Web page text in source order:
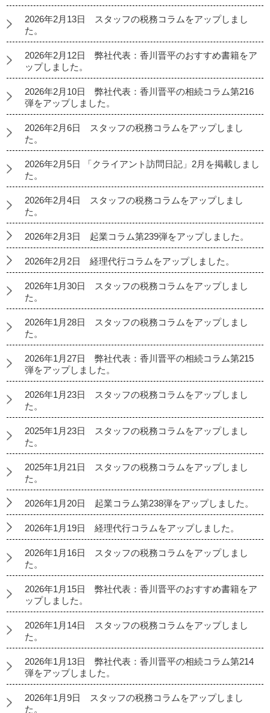
2026年2月13日 スタッフの税務コラムをアップしまし
た。
2026年2月12日 弊社代表：香川晋平のおすすめ書籍をア
ップしました。
2026年2月10日 弊社代表：香川晋平の相続コラム第216
弾をアップしました。
2026年2月6日 スタッフの税務コラムをアップしまし
た。
2026年2月5日 「クライアント訪問日記」2月を掲載しまし
た。
2026年2月4日 スタッフの税務コラムをアップしまし
た。
2026年2月3日 起業コラム第239弾をアップしました。
2026年2月2日 経理代行コラムをアップしました。
2026年1月30日 スタッフの税務コラムをアップしまし
た。
2026年1月28日 スタッフの税務コラムをアップしまし
た。
2026年1月27日 弊社代表：香川晋平の相続コラム第215
弾をアップしました。
2026年1月23日 スタッフの税務コラムをアップしまし
た。
2025年1月23日 スタッフの税務コラムをアップしまし
た。
2025年1月21日 スタッフの税務コラムをアップしまし
た。
2026年1月20日 起業コラム第238弾をアップしました。
2026年1月19日 経理代行コラムをアップしました。
2026年1月16日 スタッフの税務コラムをアップしまし
た。
2026年1月15日 弊社代表：香川晋平のおすすめ書籍をア
ップしました。
2026年1月14日 スタッフの税務コラムをアップしまし
た。
2026年1月13日 弊社代表：香川晋平の相続コラム第214
弾をアップしました。
2026年1月9日 スタッフの税務コラムをアップしまし
た。